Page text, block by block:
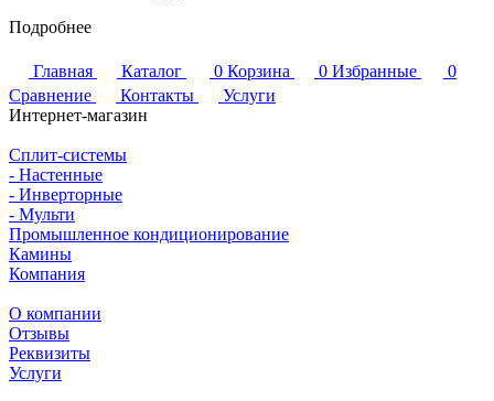
Подробнее
Главная Каталог 0 Корзина 0 Избранные
0
Сравнение
Контакты
Услуги
Интернет-магазин
Сплит-системы
- Настенные
- Инверторные
- Мульти
Промышленное кондиционирование
Камины
Компания
О компании
Отзывы
Реквизиты
Услуги